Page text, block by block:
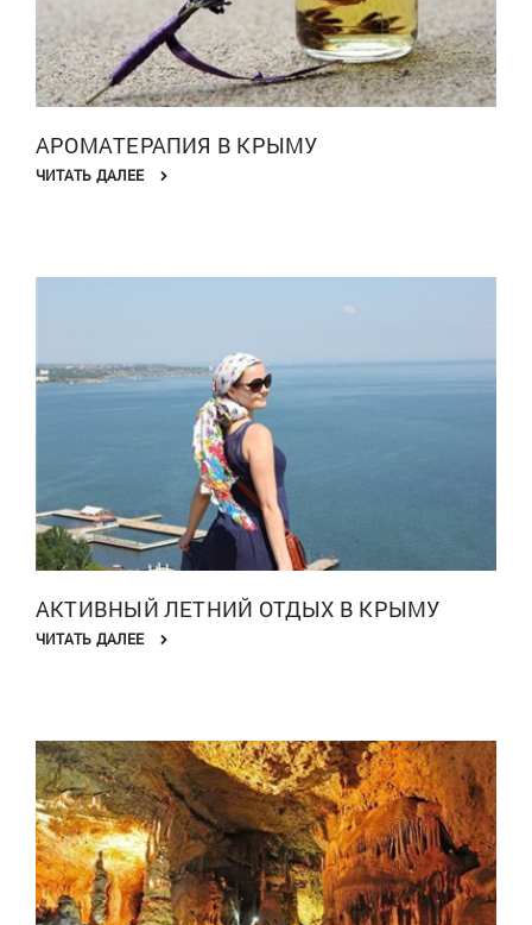
АРОМАТЕРАПИЯ В КРЫМУ
ЧИТАТЬ ДАЛЕЕ
АКТИВНЫЙ ЛЕТНИЙ ОТДЫХ В КРЫМУ
ЧИТАТЬ ДАЛЕЕ